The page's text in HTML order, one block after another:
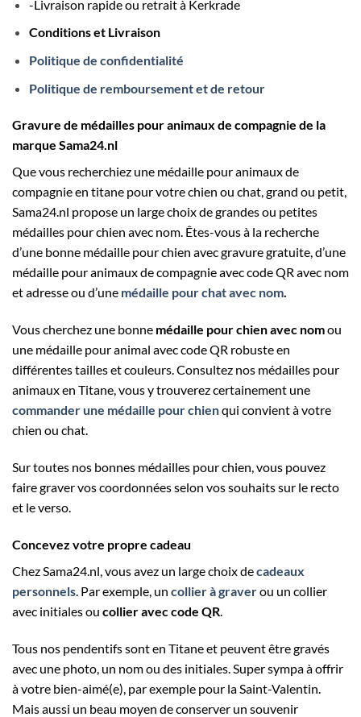
-Livraison rapide ou retrait à Kerkrade
Conditions et Livraison
Politique de confidentialité
Politique de remboursement et de retour
Gravure de médailles pour animaux de compagnie de la
marque Sama24.nl
Que vous recherchiez une médaille pour animaux de
compagnie en titane pour votre chien ou chat, grand ou petit,
Sama24.nl propose un large choix de grandes ou petites
médailles pour chien avec nom. Êtes-vous à la recherche
d’une bonne médaille pour chien avec gravure gratuite, d’une
médaille pour animaux de compagnie avec code QR avec nom
et adresse ou d’une médaille pour chat avec nom.
Vous cherchez une bonne médaille pour chien avec nomou
une médaille pour animal avec code QR robuste en
différentes tailles et couleurs. Consultez nos médailles pour
animaux en Titane, vous y trouverez certainement une
commander une médaille pour chienqui convient à votre
chien ou chat.
Sur toutes nos bonnes médailles pour chien, vous pouvez
faire graver vos coordonnées selon vos souhaits sur le recto
et le verso.
Concevez votre propre cadeau
Chez Sama24.nl, vous avez un large choix decadeaux
personnels. Par exemple, un collier à graverou un collier
avec initiales ou collier avec code QR.
Tous nos pendentifs sont en Titane et peuvent être gravés
avec une photo, un nom ou des initiales. Super sympa à offrir
à votre bien-aimé(e), par exemple pour la Saint-Valentin.
Mais aussi un beau moyen de conserver un souvenir